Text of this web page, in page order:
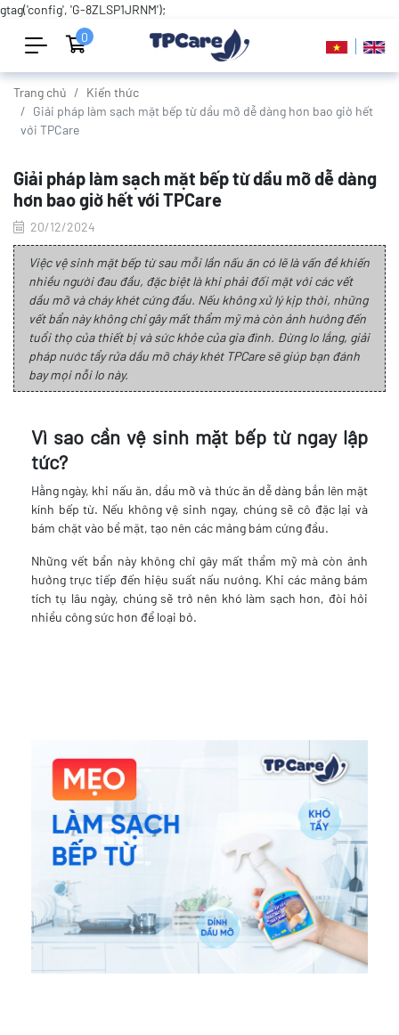
gtag('config', 'G-8ZLSP1JRNM');
0
Trang chủ
Kiến thức
Giải pháp làm sạch mặt bếp từ dầu mỡ dễ dàng hơn bao giờ hết
với TPCare
Giải pháp làm sạch mặt bếp từ dầu mỡ dễ dàng
hơn bao giờ hết với TPCare
20/12/2024
Việc vệ sinh mặt bếp từ sau mỗi lần nấu ăn có lẽ là vấn đề khiến
nhiều người đau đầu, đặc biệt là khi phải đối mặt với các vết
dầu mỡ và cháy khét cứng đầu. Nếu không xử lý kịp thời, những
vết bẩn này không chỉ gây mất thẩm mỹ mà còn ảnh hưởng đến
tuổi thọ của thiết bị và sức khỏe của gia đình. Đừng lo lắng, giải
pháp nước tẩy rửa dầu mỡ cháy khét TPCare sẽ giúp bạn đánh
bay mọi nỗi lo này.
Vì sao cần vệ sinh mặt bếp từ ngay lập
tức?
Hằng ngày, khi nấu ăn, dầu mỡ và thức ăn dễ dàng bắn lên mặt
kính bếp từ. Nếu không vệ sinh ngay, chúng sẽ cô đặc lại và
bám chặt vào bề mặt, tạo nên các mảng bám cứng đầu.
Những vết bẩn này không chỉ gây mất thẩm mỹ mà còn ảnh
hưởng trực tiếp đến hiệu suất nấu nướng. Khi các mảng bám
tích tụ lâu ngày, chúng sẽ trở nên khó làm sạch hơn, đòi hỏi
nhiều công sức hơn để loại bỏ.